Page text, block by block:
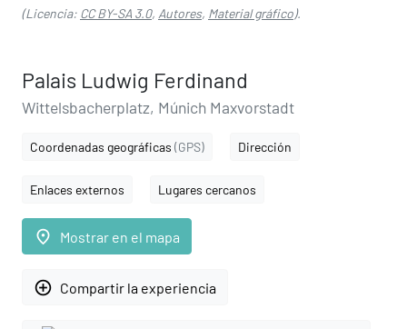
(Licencia: CC BY-SA 3.0, Autores, Material gráfico).
Palais Ludwig Ferdinand
Wittelsbacherplatz, Múnich Maxvorstadt
Coordenadas geográficas (GPS) Dirección
Enlaces externos Lugares cercanos
place Mostrar en el mapa
add_circle_outline Compartir la experiencia